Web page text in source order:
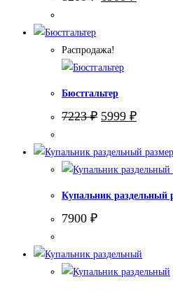
цена
цена:
Распродажа!
Бюстгальтер
7223₽
7223 ₽.
5999 ₽
Купальник раздельный
7900 ₽